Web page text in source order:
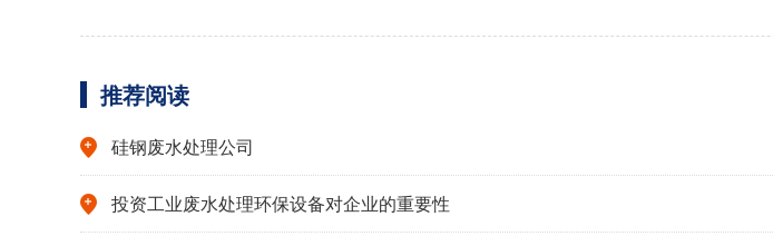
推荐阅读
硅钢废水处理公司
投资工业废水处理环保设备对企业的重要性